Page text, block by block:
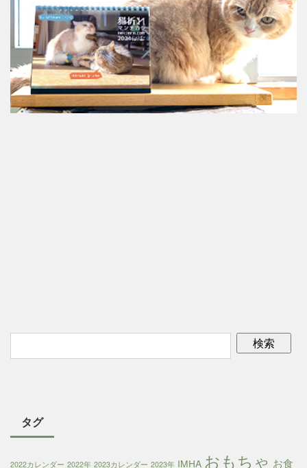
タグ
2022カレンダー 2022年 2023カレンダー 2023年 IMHA おもちゃ お食